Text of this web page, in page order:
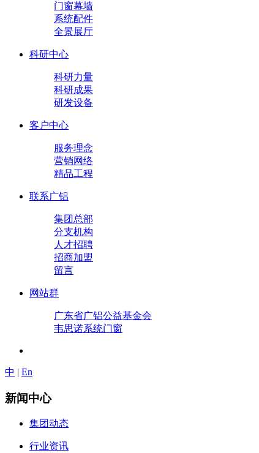
门窗幕墙
系统配件
全景展厅
科研中心
科研力量
科研成果
研发设备
客户中心
服务理念
营销网络
精品工程
联系广铝
集团总部
分支机构
人才招聘
招商加盟
留言
网站群
广东省广铝公益基金会
韦思诺系统门窗
中 | En
新闻中心
集团动态
行业资讯